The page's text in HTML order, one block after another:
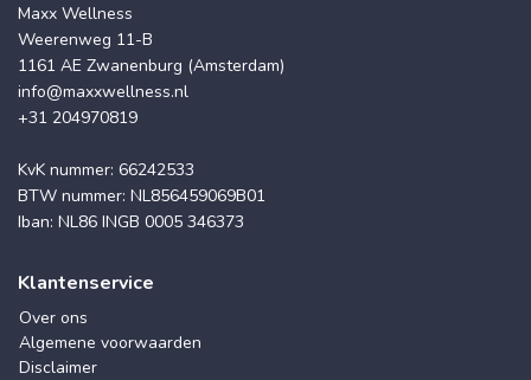
Maxx Wellness
Weerenweg 11-B
1161 AE Zwanenburg (Amsterdam)
info@maxxwellness.nl
+31 204970819
KvK nummer: 66242533
BTW nummer: NL856459069B01
Iban: NL86 INGB 0005 346373
Klantenservice
Over ons
Algemene voorwaarden
Disclaimer